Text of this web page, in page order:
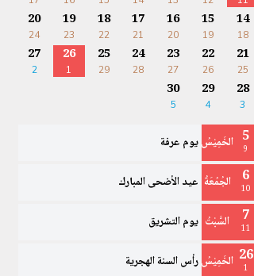
14
18
15
19
16
20
17
21
18
22
19
23
20
24
21
25
22
26
23
27
24
28
25
29
26
1
27
2
28
3
29
4
30
5
5
9 الخَمِيْسُيوم عرفة
6
10 الجُمُعَةُ عيد الأضحى المبارك
7
11 السَّبْتُ يوم التشريق
26
1 الخَمِيْسُرأس السنة الهجرية